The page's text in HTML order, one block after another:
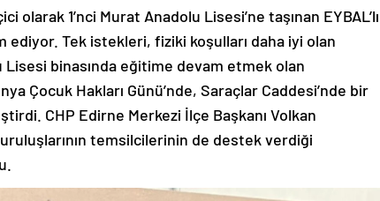
olarak 1’nci Murat Anadolu Lisesi’ne taşınan EYBAL’lı
ediyor. Tek istekleri, fiziki koşulları daha iyi olan
binasında eğitime devam etmek olan
Çocuk Hakları Günü’nde, Saraçlar Caddesi’nde bir
CHP Edirne Merkezi İlçe Başkanı Volkan
temsilcilerinin de destek verdiği